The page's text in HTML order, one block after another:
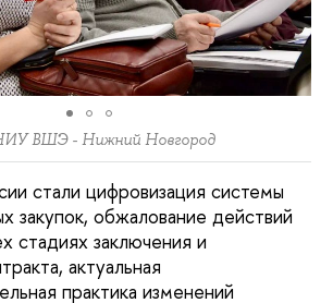
ВШЭ - Нижний Новгород
стали цифровизация системы
закупок, обжалование действий
стадиях заключения и
актуальная
практика изменений